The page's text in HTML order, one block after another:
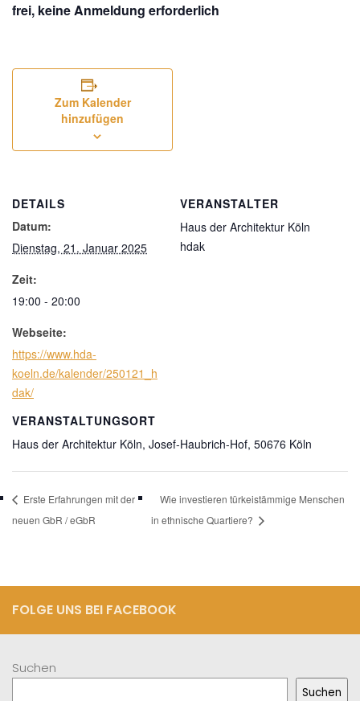
frei, keine Anmeldung erforderlich
Zum Kalender
hinzufügen
DETAILS
Datum:
Dienstag, 21. Januar 2025
Zeit:
19:00 - 20:00
Webseite:
https://www.hda-
koeln.de/kalender/250121_h
dak/
VERANSTALTUNGSORT
Haus der Architektur Köln, Josef-Haubrich-Hof, 50676 Köln
VERANSTALTER
Haus der Architektur Köln
hdak
Erste Erfahrungen mit der
neuen GbR / eGbR
Wie investieren türkeistämmige Menschen
in ethnische Quartiere?
FOLGE UNS BEI FACEBOOK
Suchen
Suchen